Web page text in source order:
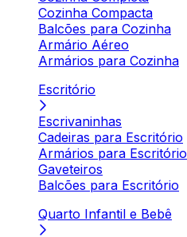
Cozinha Compacta
Balcões para Cozinha
Armário Aéreo
Armários para Cozinha
Escritório
Escrivaninhas
Cadeiras para Escritório
Armários para Escritório
Gaveteiros
Balcões para Escritório
Quarto Infantil e Bebê